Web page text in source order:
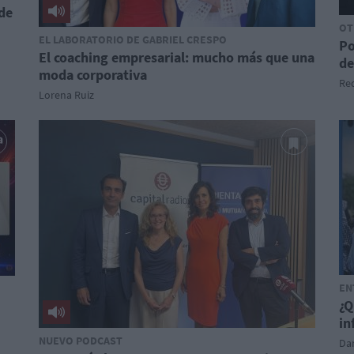
EL LABORATORIO DE GABRIEL CRESPO
El coaching empresarial: mucho más que una
moda corporativa
Lorena Ruiz
NUEVO PODCAST